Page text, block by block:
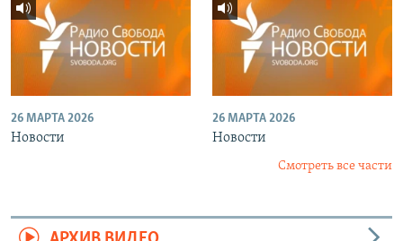
26 МАРТА 2026
Новости
26 МАРТА 2026
Новости
Смотреть все части